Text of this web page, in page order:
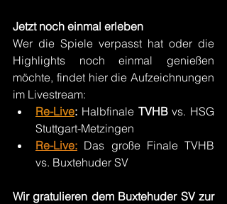
Jetzt noch einmal erleben
Wer die Spiele verpasst hat oder die
Highlights noch einmal genießen
möchte, findet hier die Aufzeichnungen
im Livestream:
Re-Live: Halbfinale TVHB vs. HSG
Stuttgart-Metzingen
Re-Live: Das große Finale TVHB
vs. Buxtehuder SV
Wir gratulieren dem Buxtehuder SV zur